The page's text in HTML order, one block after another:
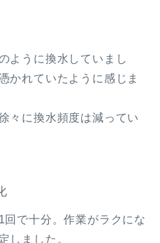
ように換水していまし
かれていたように感じま
々に換水頻度は減ってい
で十分。作業がラクにな
しました。